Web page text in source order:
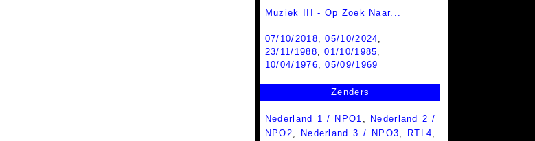
Muziek III - Op Zoek Naar...
07/10/2018,05/10/2024,
23/11/1988,01/10/1985,
10/04/1976,05/09/1969
Zenders
Nederland 1 / NPO1
Nederland 2 /
NPO2
Nederland 3 / NPO3 RTL4